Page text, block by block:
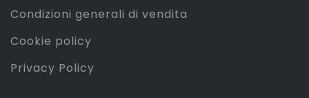
Condizioni generali di vendita
Cookie policy
Privacy Policy